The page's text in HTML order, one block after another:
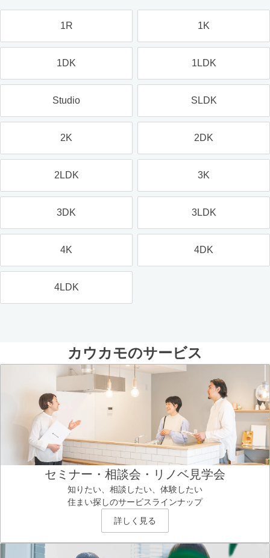
1R 1K
1DK 1LDK
Studio SLDK
2K 2DK
2LDK 3K
3DK 3LDK
4K 4DK
4LDK
カウカモのサービス
セミナー・相談会・リノベ見学会
知りたい、相談したい、体験したい
住まい探しのサービスラインナップ
詳しく見る